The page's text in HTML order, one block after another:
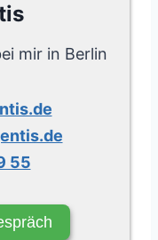
mir in Berlin
55